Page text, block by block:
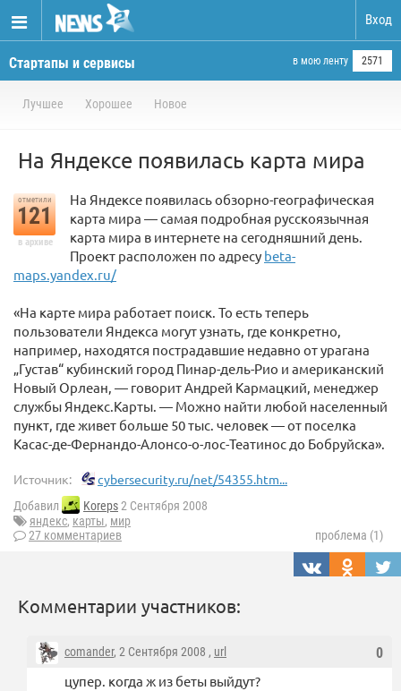
Вход
Стартапы и сервисы в мою ленту 2571
Лучшее Хорошее Новое
На Яндексе появилась карта мира
отметили
121
в архиве
На Яндексе появилась обзорно-географическая
карта мира — самая подробная русскоязычная
карта мира в интернете на сегодняшний день.
Проект расположен по адресу beta-
maps.yandex.ru/
«На карте мира работает поиск. То есть теперь
пользователи Яндекса могут узнать, где конкретно,
например, находятся пострадавшие недавно от урагана
„Густав“ кубинский город Пинар-дель-Рио и американский
Новый Орлеан, — говорит Андрей Кармацкий, менеджер
службы Яндекс.Карты. — Можно найти любой населенный
пункт, где живет больше 50 тыс. человек — от поселка
Касас-де-Фернандо-Алонсо-о-лос-Театинос до Бобруйска».
Источник: cybersecurity.ru/net/54355.htm...
Добавил Koreps2 Сентября 2008
яндекс, карты, мир
27 комментариев
проблема (1)
Комментарии участников:
0
comander, 2 Сентября 2008 , url
цупер. когда ж из беты выйдут?